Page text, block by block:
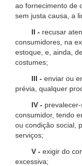
ao fornecimento de
sem justa causa, a
II - recusar
consumidores, na
estoque, e, ainda,
costumes;
III - enviar ou
prévia, qualquer
IV -
consumidor, tendo
ou condição social,
serviços;
V - exigir do
excessiva;